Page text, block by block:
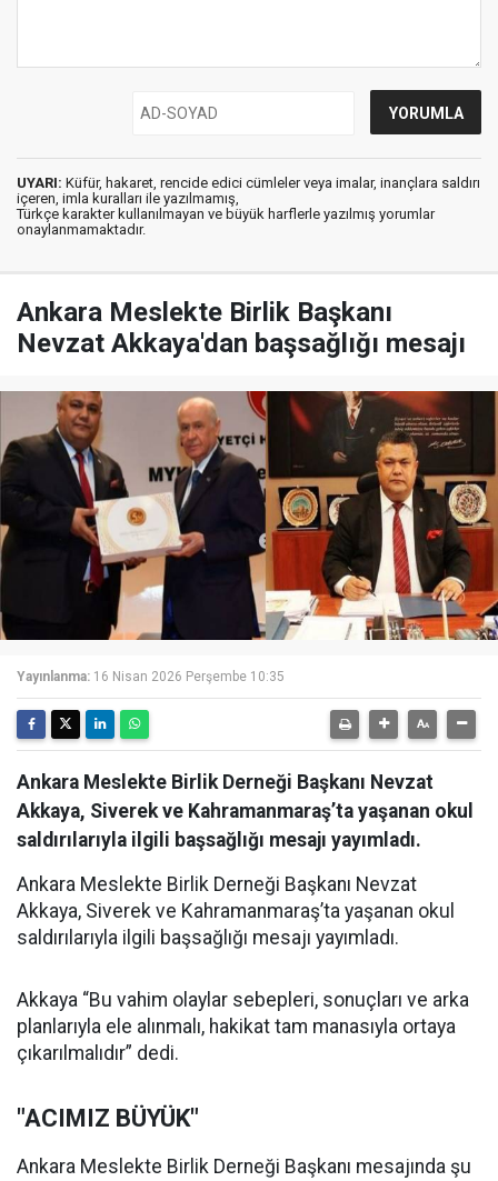
UYARI: Küfür, hakaret, rencide edici cümleler veya imalar, inançlara saldırı
içeren, imla kuralları ile yazılmamış,
Türkçe karakter kullanılmayan ve büyük harflerle yazılmış yorumlar
onaylanmamaktadır.
Ankara Meslekte Birlik Başkanı
Nevzat Akkaya'dan başsağlığı mesajı
Yayınlanma: 16 Nisan 2026 Perşembe 10:35
Ankara Meslekte Birlik Derneği Başkanı Nevzat
Akkaya, Siverek ve Kahramanmaraş’ta yaşanan okul
saldırılarıyla ilgili başsağlığı mesajı yayımladı.
Ankara Meslekte Birlik Derneği Başkanı Nevzat
Akkaya, Siverek ve Kahramanmaraş’ta yaşanan okul
saldırılarıyla ilgili başsağlığı mesajı yayımladı.
Akkaya “Bu vahim olaylar sebepleri, sonuçları ve arka
planlarıyla ele alınmalı, hakikat tam manasıyla ortaya
çıkarılmalıdır” dedi.
"ACIMIZ BÜYÜK"
Ankara Meslekte Birlik Derneği Başkanı mesajında şu